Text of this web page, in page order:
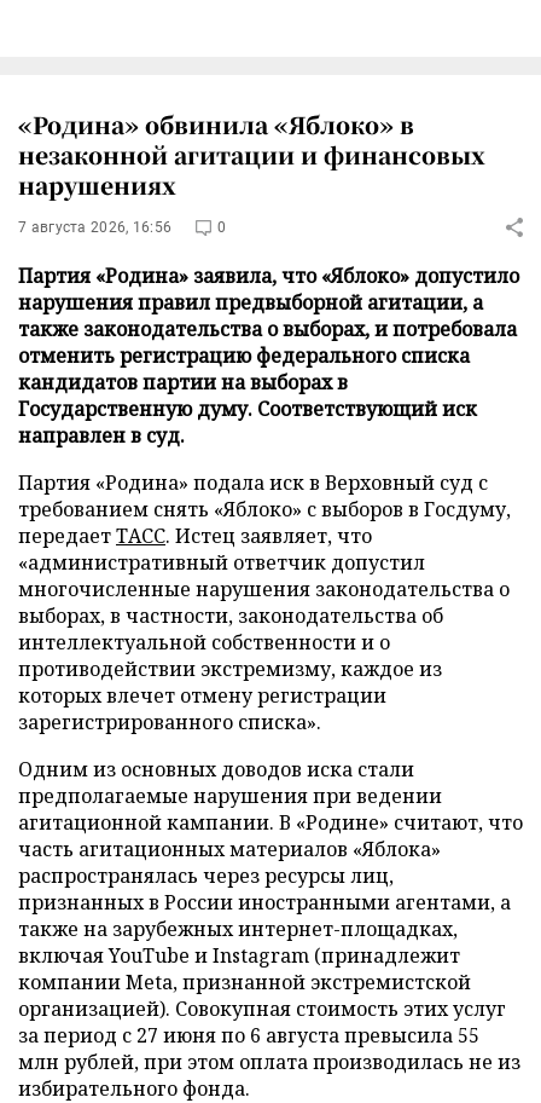
«Родина» обвинила «Яблоко» в
незаконной агитации и финансовых
нарушениях
7 августа 2026, 16:56 0
Партия «Родина» заявила, что «Яблоко» допустило
нарушения правил предвыборной агитации, а
также законодательства о выборах, и потребовала
отменить регистрацию федерального списка
кандидатов партии на выборах в
Государственную думу. Соответствующий иск
направлен в суд.
Партия «Родина» подала иск в Верховный суд с
требованием снять «Яблоко» с выборов в Госдуму,
передаетТАСС. Истец заявляет, что
«административный ответчик допустил
многочисленные нарушения законодательства о
выборах, в частности, законодательства об
интеллектуальной собственности и о
противодействии экстремизму, каждое из
которых влечет отмену регистрации
зарегистрированного списка».
Одним из основных доводов иска стали
предполагаемые нарушения при ведении
агитационной кампании. В «Родине» считают, что
часть агитационных материалов «Яблока»
распространялась через ресурсы лиц,
признанных в России иностранными агентами, а
также на зарубежных интернет-площадках,
включая YouTube и Instagram (принадлежит
компании Meta, признанной экстремистской
организацией). Совокупная стоимость этих услуг
за период с 27 июня по 6 августа превысила 55
млн рублей, при этом оплата производилась не из
избирательного фонда.